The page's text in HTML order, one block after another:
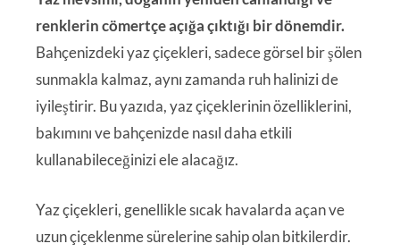
renklerin cömertçe açığa çıktığı bir dönemdir.
Bahçenizdeki yaz çiçekleri, sadece görsel bir şölen
sunmakla kalmaz, aynı zamanda ruh halinizi de
iyileştirir. Bu yazıda, yaz çiçeklerinin özelliklerini,
bakımını ve bahçenizde nasıl daha etkili
kullanabileceğinizi ele alacağız.
Yaz çiçekleri, genellikle sıcak havalarda açan ve
uzun çiçeklenme sürelerine sahip olan bitkilerdir.